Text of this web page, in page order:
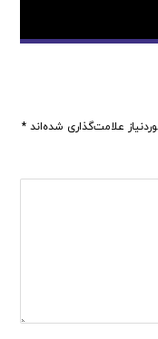
علامت‌گذاری شده‌اند*